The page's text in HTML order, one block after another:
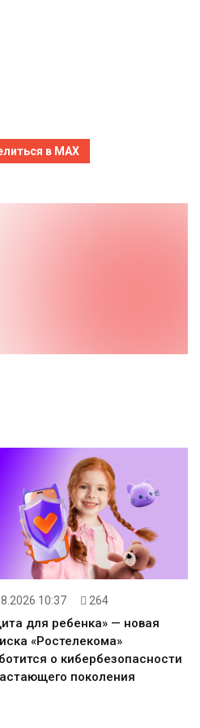
в MAX
10:37 264
для ребенка» — новая
«Ростелекома»
о кибербезопасности
поколения